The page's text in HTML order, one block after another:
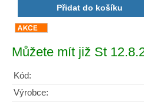
Můžete mít již St
Kód:
Výrobce: